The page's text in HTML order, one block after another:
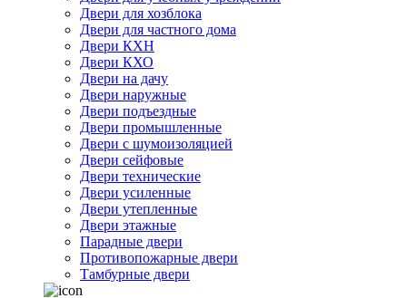
Двери для хозблока
Двери для частного дома
Двери КХН
Двери КХО
Двери на дачу
Двери наружные
Двери подъездные
Двери промышленные
Двери с шумоизоляцией
Двери сейфовые
Двери технические
Двери усиленные
Двери утепленные
Двери этажные
Парадные двери
Противопожарные двери
Тамбурные двери